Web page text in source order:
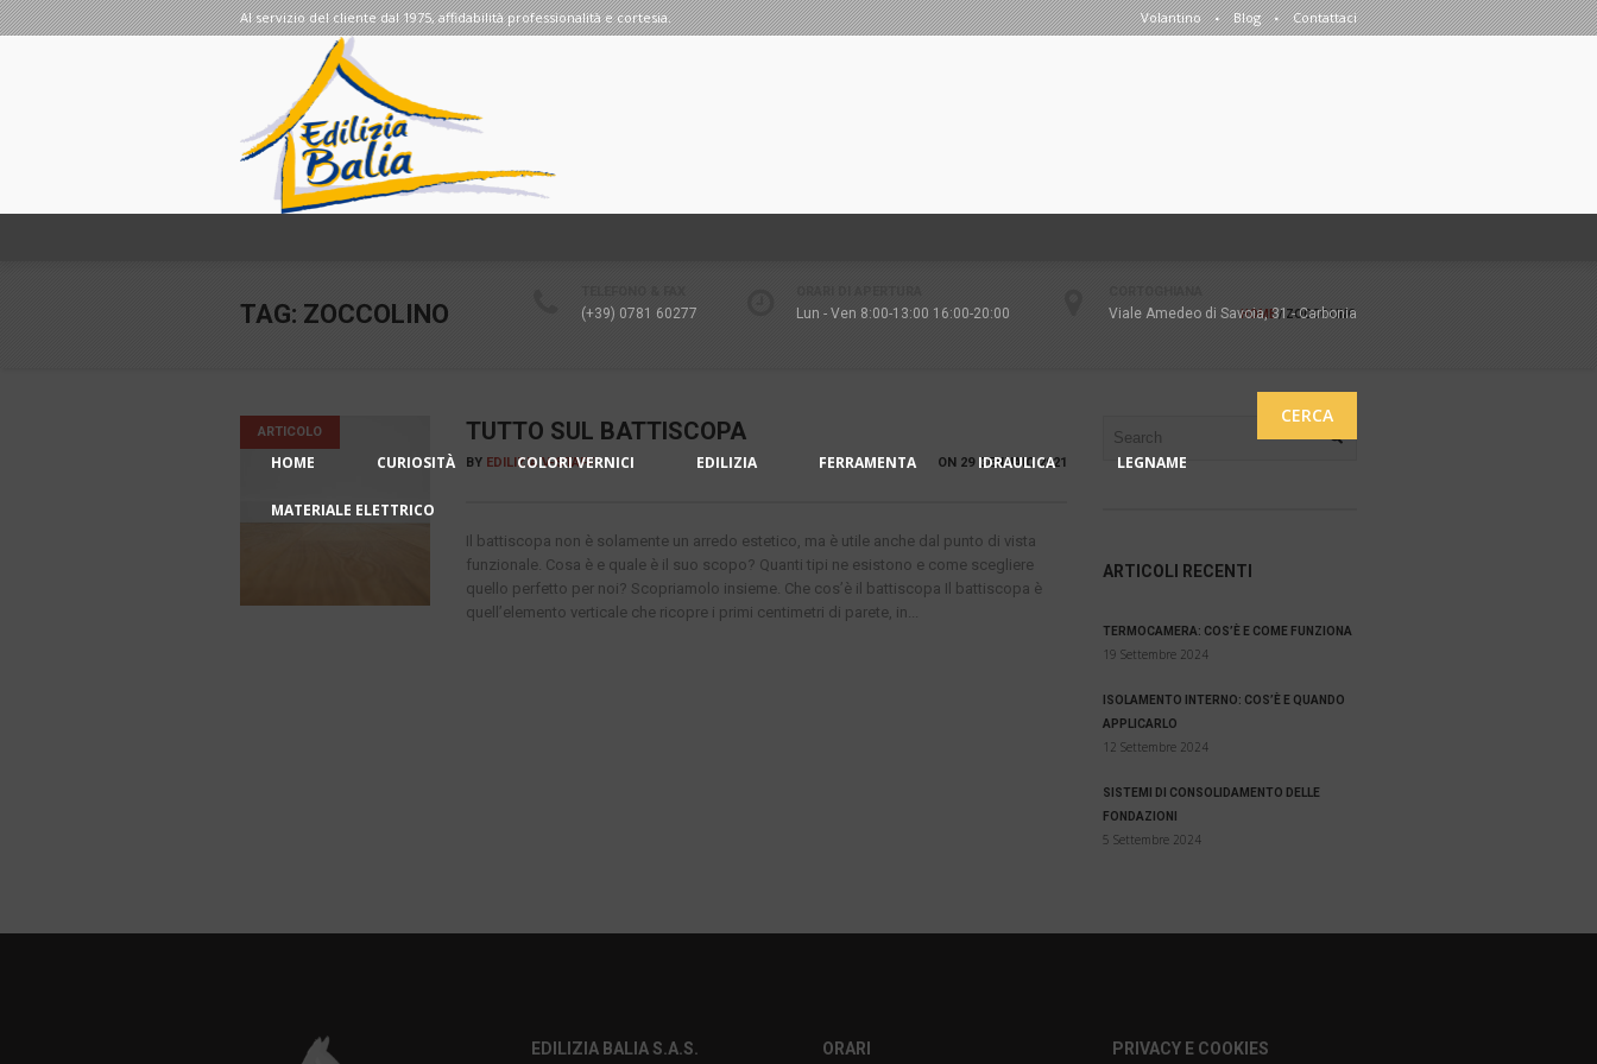
Volantino Blog Contattaci
Al servizio del cliente dal 1975, affidabilità professionalità e cortesia.
(+39) 0781 60277 Lun - Ven 8:00-13:00 16:00-20:00 Viale Amedeo di Savoia, 31 - Carbonia
CERCA
HOME CURIOSITÀ COLORI VERNICI EDILIZIA FERRAMENTA IDRAULICA LEGNAME
MATERIALE ELETTRICO
TAG: ZOCCOLINO HOME/ ZOCCOLINO
ARTICOLO TUTTO SUL BATTISCOPA
ON 29 GENNAIO 2021
BY EDILIZIA V-STAFF
Il battiscopa non è solamente un arredo estetico, ma è utile anche dal punto di vista
funzionale. Cosa è e quale è il suo scopo? Quanti tipi ne esistono e come scegliere
quello perfetto per noi? Scopriamolo insieme. Che cos’è il battiscopa Il battiscopa è
quell’elemento verticale che ricopre i primi centimetri di parete, in...
ARTICOLI RECENTI
TERMOCAMERA: COS’È E COME FUNZIONA
19 Settembre 2024
ISOLAMENTO INTERNO: COS’È E QUANDO
APPLICARLO
12 Settembre 2024
SISTEMI DI CONSOLIDAMENTO DELLE
FONDAZIONI
5 Settembre 2024
EDILIZIA BALIA S.A.S. ORARI PRIVACY E COOKIES